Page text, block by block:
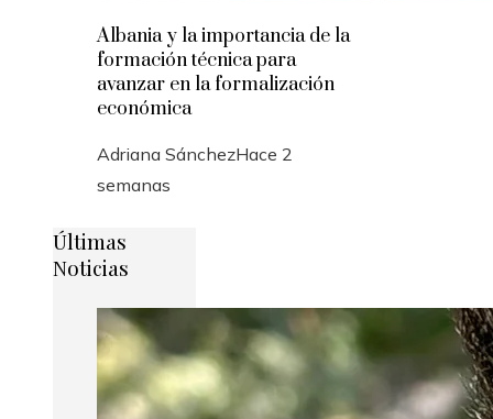
Albania y la importancia de la
formación técnica para
avanzar en la formalización
económica
Adriana SánchezHace 2
semanas
Últimas
Noticias